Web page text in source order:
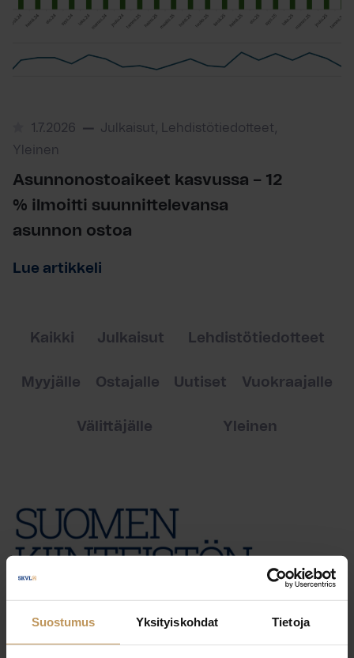
Suostumus Yksityiskohdat Tietoja
1.7.2026
Julkaisut, Lehdistötiedotteet,
Yleinen
Asunnonostoaikeet kasvussa – 12
% ilmoitti suunnittelevansa
asunnon ostoa
Lue artikkeli
Kaikki Julkaisut Lehdistötiedotteet
Myyjälle Ostajalle Uutiset Vuokraajalle
Välittäjälle Yleinen